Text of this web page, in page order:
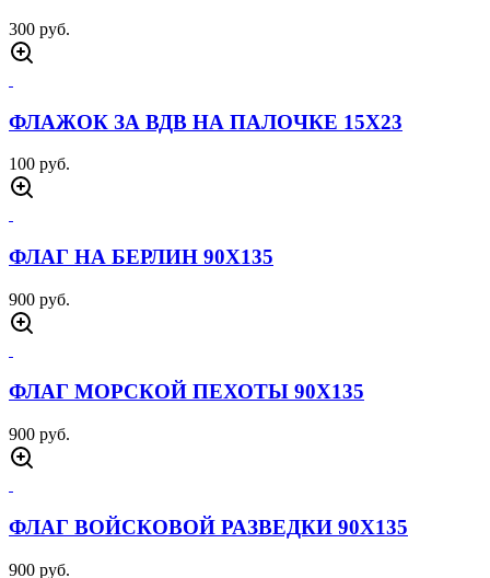
300 руб.
ФЛАЖОК ЗА ВДВ НА ПАЛОЧКЕ 15Х23
100 руб.
ФЛАГ НА БЕРЛИН 90Х135
900 руб.
ФЛАГ МОРСКОЙ ПЕХОТЫ 90Х135
900 руб.
ФЛАГ ВОЙСКОВОЙ РАЗВЕДКИ 90Х135
900 руб.